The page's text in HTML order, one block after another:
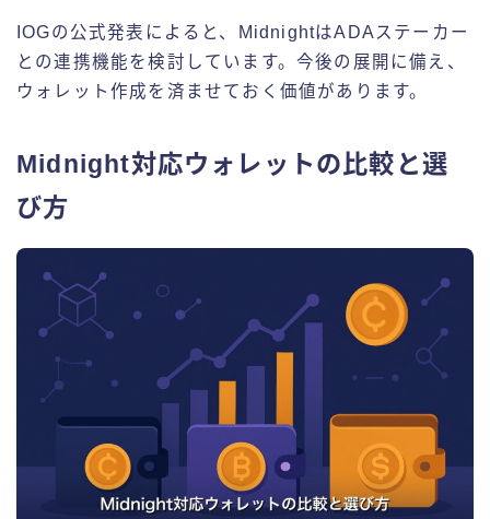
IOGの公式発表によると、MidnightはADAステーカー
との連携機能を検討しています。今後の展開に備え、
ウォレット作成を済ませておく価値があります。
Midnight対応ウォレットの比較と選
び方